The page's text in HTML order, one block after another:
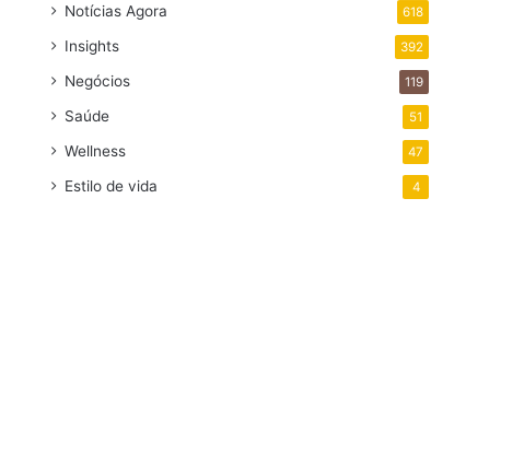
Notícias Agora 618
Insights 392
Negócios 119
Saúde 51
Wellness 47
Estilo de vida 4